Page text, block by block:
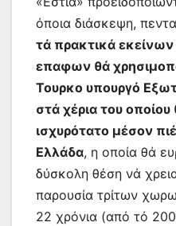
όποια διάσκεψη,
τά πρακτικά
επαφων θά
Τουρκο υπουργό
στά χέρια του
ισχυρότατο μέσον
Ελλάδα, η οποία θά
δύσκολη θέση νά
παρουσία τρίτων
22 χρόνια (από τό